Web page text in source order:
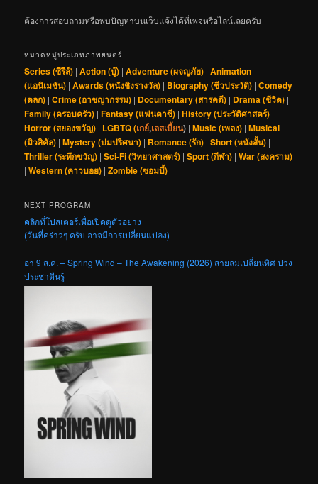
ต้องการสอบถามหรือพบปัญหาบนเว็บแจ้งได้ที่เพจหรือไลน์เลยครับ
หมวดหมู่ประเภทภาพยนตร์
Series (ซีรีส์) |Action (บู๊) |Adventure (ผจญภัย) |Animation
(แอนิเมชัน) |Awards (หนังชิงรางวัล) | Biography (ชีวประวัติ) |Comedy
(ตลก) |Crime (อาชญากรรม) | Documentary (สารคดี) | Drama (ชีวิต) |
Family (ครอบครัว) |Fantasy (แฟนตาซี) |History (ประวัติศาสตร์) |
Horror (สยองขวัญ) | LGBTQ (เกย์,เลสเบี้ยน) |Music (เพลง) |Musical
(มิวสิคัล) |Mystery (ปมปริศนา) | Romance (รัก) |Short (หนังสั้น) |
Thriller (ระทึกขวัญ) |Sci-Fi (วิทยาศาสตร์) |Sport (กีฬา) |War (สงคราม)
|Western (คาวบอย) |Zombie (ซอมบี้)
NEXT PROGRAM
คลิกที่โปสเตอร์เพื่อเปิดดูตัวอย่าง
(วันที่คร่าวๆ ครับ อาจมีการเปลี่ยนแปลง)
อา 9 ส.ค. – Spring Wind – The Awakening (2026) สายลมเปลี่ยนทิศ ปวง
ประชาตื่นรู้